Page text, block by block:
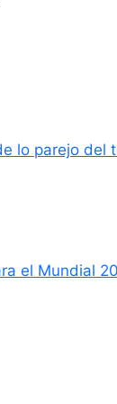
lo parejo del
el Mundial